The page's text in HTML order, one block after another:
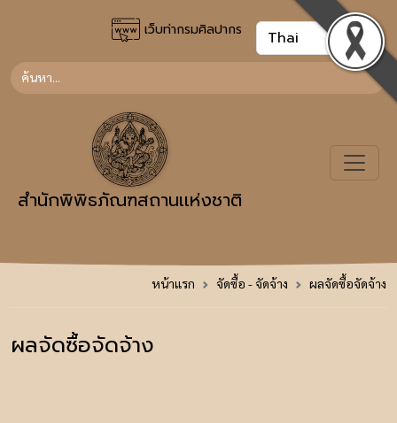
เว็บท่ากรมศิลปากร
สำนักพิพิธภัณฑสถานเเห่งชาติ
หน้าแรก จัดซื้อ - จัดจ้าง ผลจัดซื้อจัดจ้าง
ผลจัดซื้อจัดจ้าง